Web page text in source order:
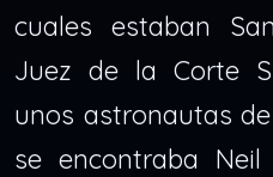
cuales estaban
Juez de la Corte
unos astronautas
se encontraba Neil